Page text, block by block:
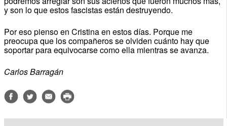
y son lo que estos fascistas están destruyendo.
Por eso pienso en Cristina en estos días. Porque me
preocupa que los compañeros se olviden cuánto hay que
soportar para equivocarse como ella mientras se avanza.
Carlos Barragán